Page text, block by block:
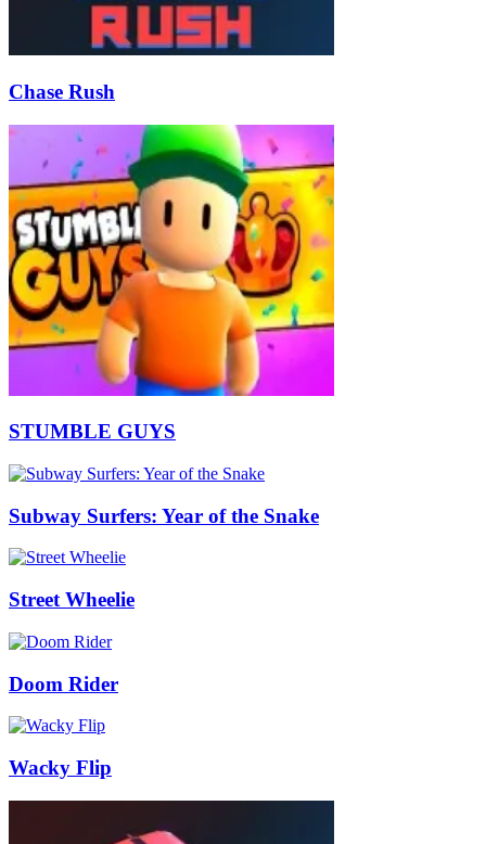
Chase Rush
STUMBLE GUYS
Subway Surfers: Year of the Snake
Street Wheelie
Doom Rider
Wacky Flip